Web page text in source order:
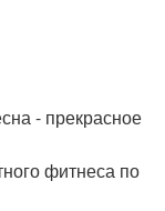
- прекрасное
фитнеса по